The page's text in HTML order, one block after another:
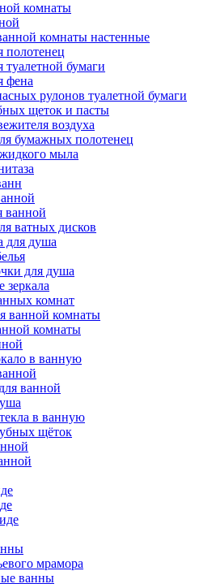
комнаты
комнаты настенные
полотенец
туалетной бумаги
фена
рулонов туалетной бумаги
щеток и пасты
воздуха
бумажных полотенец
мыла
ванной
ватных дисков
для душа
для душа
зеркала
комнат
ванной комнаты
комнаты
в ванную
ванной
в ванную
щёток
мрамора
ванны